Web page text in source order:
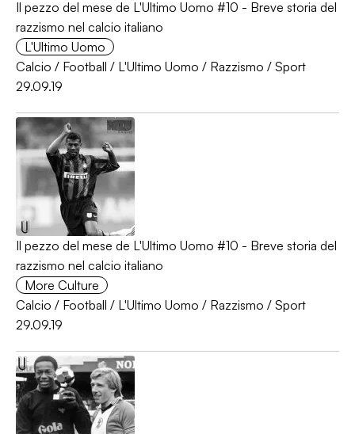
Il pezzo del mese de L'Ultimo Uomo #10 - Breve storia del
razzismo nel calcio italiano
L'Ultimo Uomo
Calcio / Football / L'Ultimo Uomo / Razzismo / Sport
29.09.19
Il pezzo del mese de L'Ultimo Uomo #10 - Breve storia del
razzismo nel calcio italiano
More Culture
Calcio / Football / L'Ultimo Uomo / Razzismo / Sport
29.09.19